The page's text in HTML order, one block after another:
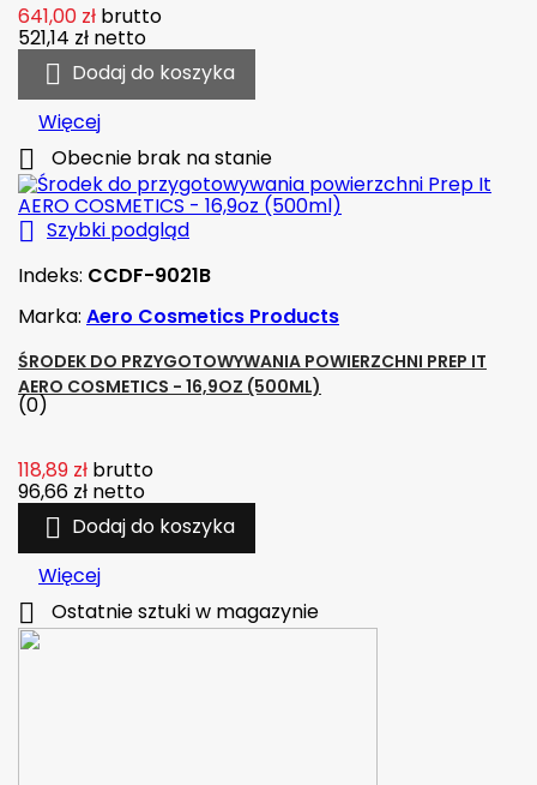
641,00 zł brutto
521,14 zł netto
 Dodaj do koszyka
Więcej
 Obecnie brak na stanie
 Szybki podgląd
Indeks: CCDF-9021B
Marka: Aero Cosmetics Products
ŚRODEK DO PRZYGOTOWYWANIA POWIERZCHNI PREP IT
AERO COSMETICS - 16,9OZ (500ML)
(0)
118,89 zł brutto
96,66 zł netto
 Dodaj do koszyka
Więcej
 Ostatnie sztuki w magazynie